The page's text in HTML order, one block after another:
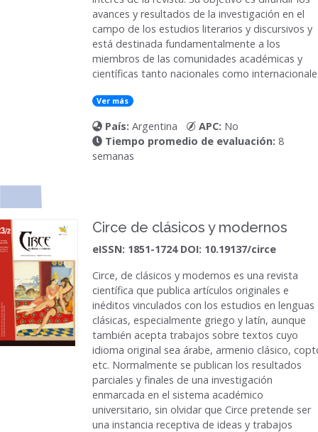
avances y resultados de la investigación en el
campo de los estudios literarios y discursivos y
está destinada fundamentalmente a los
miembros de las comunidades académicas y
científicas tanto nacionales como
Ver más
País: Argentina APC: No
Tiempo promedio de evaluación: 8
semanas
Circe de clásicos y modernos
eISSN: 1851-1724 DOI: 10.19137/circe
Circe, de clásicos y modernos es una revista
científica que publica artículos originales e
inéditos vinculados con los estudios en lenguas
clásicas, especialmente griego y latín, aunque
también acepta trabajos sobre textos cuyo
idioma original sea árabe, armenio clásico,
etc. Normalmente se publican los resultados
parciales y finales de una investigación
enmarcada en el sistema académico
universitario, sin olvidar que Circe pretende ser
una instancia receptiva de ideas y trabajos